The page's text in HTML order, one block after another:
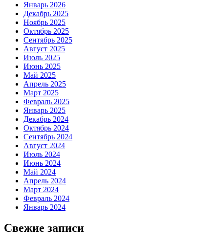
Январь 2026
Декабрь 2025
Ноябрь 2025
Октябрь 2025
Сентябрь 2025
Август 2025
Июль 2025
Июнь 2025
Май 2025
Апрель 2025
Март 2025
Февраль 2025
Январь 2025
Декабрь 2024
Октябрь 2024
Сентябрь 2024
Август 2024
Июль 2024
Июнь 2024
Май 2024
Апрель 2024
Март 2024
Февраль 2024
Январь 2024
Свежие записи